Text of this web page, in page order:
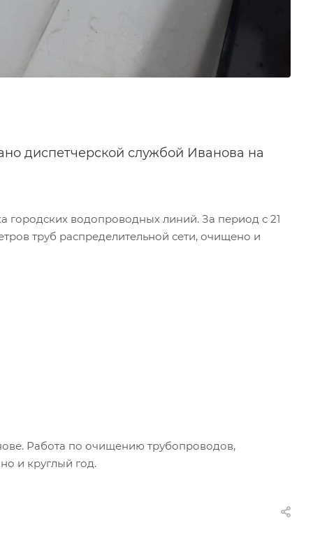
диспетчерской службой Иванова на
городских водопроводных линий. За период с 21
труб распределительной сети, очищено и
Работа по очищению трубопроводов,
и круглый год.